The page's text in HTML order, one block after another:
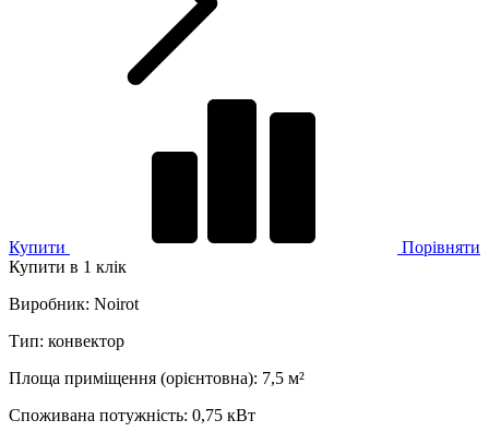
Купити
Порівняти
Купити в 1 клік
Виробник: Noirot
Тип: конвектор
Площа приміщення (орієнтовна): 7,5 м²
Споживана потужність: 0,75 кВт